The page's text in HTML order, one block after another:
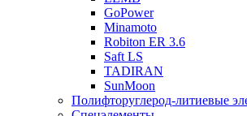
GoPower
Minamoto
Robiton ER 3.6
Saft LS
TADIRAN
SunMoon
Полифторуглерод-литиевые